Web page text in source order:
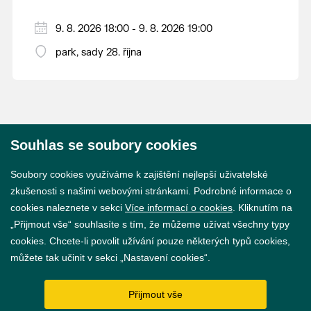
9. 8. 2026 18:00 - 9. 8. 2026 19:00
park, sady 28. října
GDPR
Nastavení cookies
Souhlas se soubory cookies
Soubory cookies využíváme k zajištění nejlepší uživatelské
zkušenosti s našimi webovými stránkami. Podrobné informace o
cookies naleznete v sekci Více informací o cookies . Kliknutím na
„Přijmout vše“ souhlasíte s tím, že můžeme užívat všechny typy
cookies. Chcete-li povolit užívání pouze některých typů cookies,
můžete tak učinit v sekci „Nastavení cookies“.
Přijmout vše